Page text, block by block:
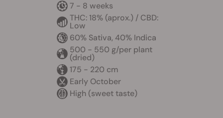
7 - 8 weeks
THC: 18% (aprox.) / CBD:
Low
60% Sativa, 40% Indica
500 - 550 g/per plant
(dried)
175 - 220 cm
Early October
High (sweet taste)